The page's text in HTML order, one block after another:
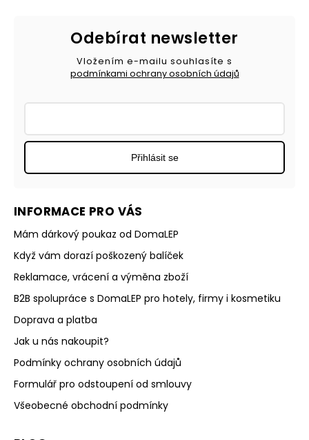
INFORMACE PRO VÁS
Mám dárkový poukaz od DomaLEP
Když vám dorazí poškozený balíček
Reklamace, vrácení a výměna zboží
B2B spolupráce s DomaLEP pro hotely, firmy i kosmetiku
Doprava a platba
Jak u nás nakoupit?
Podmínky ochrany osobních údajů
Formulář pro odstoupení od smlouvy
Všeobecné obchodní podmínky
Odebírat newsletter
Vložením e-mailu souhlasíte s
podmínkami ochrany osobních údajů
Přihlásit se